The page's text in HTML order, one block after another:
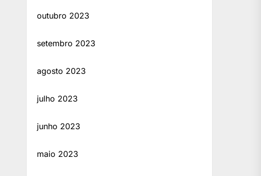
outubro 2023
setembro 2023
agosto 2023
julho 2023
junho 2023
maio 2023